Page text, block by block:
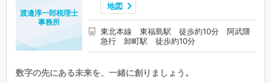
地図
東北本線 東福島駅 徒歩約10分 阿武隈
急行 卸町駅 徒歩約10分
渡邉淳一郎税理士
事務所
数字の先にある未来を、一緒に創りましょう。